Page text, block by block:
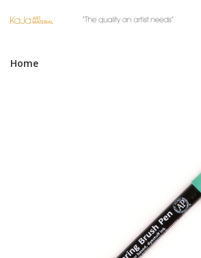
Home